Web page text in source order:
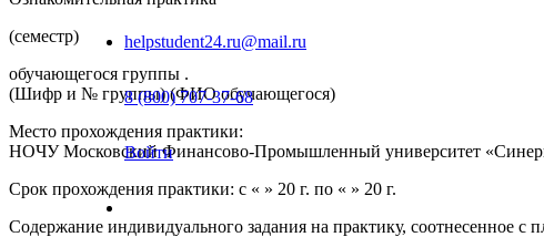
helpstudent24.ru@mail.ru
8 (800) 707-37-68
Войти
(семестр)
обучающегося группы .
(Шифр и № группы) (ФИО обучающегося)
Место прохождения практики:
НОЧУ Московский Финансово-Промышленный университет
Срок прохождения практики: с « » 20 г. по « » 20 г.
Содержание индивидуального задания на практику, соотнесенное